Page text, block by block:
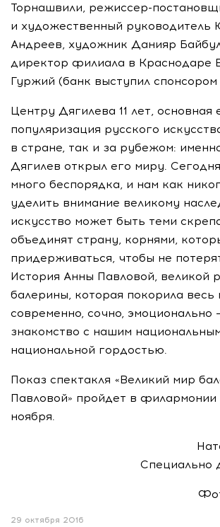
Торнашвили, режиссер-
и художественный руководитель
Андреев, художник Данияр
директор филиала в Краснодаре
Гуржий (банк выступил спонсором
Центру Дягилева 11 лет, основная
популяризация русского
в стране, так и за рубежом:
Дягилев открыл его миру.
много беспорядка, и нам как
уделить внимание великому
искусство может быть теми
объединят страну, корнями,
придерживаться, чтобы не
История Анны Павловой, великой
балерины, которая покорила весь
современно, сочно, эмоционально
знакомство с нашим
национальной гордостью.
Показ спектакля «Великий мир
Павловой» пройдет в филармонии
ноября.
Специально
29 октября 2016